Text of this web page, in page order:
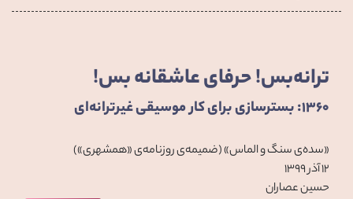
ترانه‌بس! حرفای عاشقانه بس!
۱۳۶۰: بسترسازی برای کار موسیقی غیرترانه‌ای
«سده‌ی سنگ و الماس» (ضمیمه‌ی روزنامه‌ی «همشهری»)
۱۲ آذر ۱۳۹۹
حسین عصاران